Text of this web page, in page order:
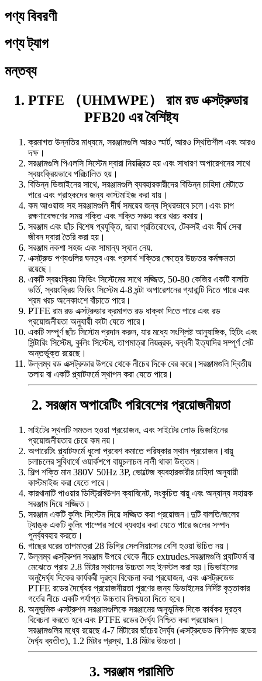
পণ্য বিবরণী
পণ্য ট্যাগ
মন্তব্য
1. PTFE （UHMWPE） রাম রড এক্সট্রুডার
PFB20 এর বৈশিষ্ট্য
ক্রমাগত উন্নতির মাধ্যমে, সরঞ্জামগুলি আরও স্মার্ট, আরও স্থিতিশীল এবং আরও
দক্ষ।
সরঞ্জামগুলি পিএলসি সিস্টেম দ্বারা নিয়ন্ত্রিত হয় এবং সাধারণ অপারেশনের সাথে
স্বয়ংক্রিয়ভাবে পরিচালিত হয়।
বিভিন্ন ডিজাইনের সাথে, সরঞ্জামগুলি ব্যবহারকারীদের বিভিন্ন চাহিদা মেটাতে
পারে এবং গ্রাহকদের জন্য কাস্টমাইজ করা যায়।
কম আওয়াজ সহ সরঞ্জামগুলি দীর্ঘ সময়ের জন্য স্থিরভাবে চলে।এবং চাপ
রক্ষণাবেক্ষণের সময় শক্তি এবং শক্তি সঞ্চয় করে খরচ কমায়।
সরঞ্জাম এবং ছাঁচ বিশেষ প্রযুক্তি, জারা প্রতিরোধের, টেকসই এবং দীর্ঘ সেবা
জীবন দ্বারা তৈরি করা হয়।
সরঞ্জাম নকশা সহজ এবং সামান্য স্থান নেয়.
এক্সট্রুড পণ্যগুলির ঘনত্ব এবং প্রসার্য শক্তির ক্ষেত্রে উচ্চতর কর্মক্ষমতা
রয়েছে।
একটি স্বয়ংক্রিয় ফিডিং সিস্টেমের সাথে সজ্জিত, 50-80 কেজির একটি বালতি
ভর্তি, স্বয়ংক্রিয় ফিডিং সিস্টেম 4-8 ঘন্টা অপারেশনের গ্যারান্টি দিতে পারে এবং
শ্রম খরচ অনেকাংশে বাঁচাতে পারে।
PTFE রাম রড এক্সট্রুডার ক্রমাগত রড ধাক্কা দিতে পারে এবং রড
প্রয়োজনীয়তা অনুযায়ী কাটা যেতে পারে।
একটি সম্পূর্ণ ছাঁচ সিস্টেম প্রদান করুন, যার মধ্যে সংশ্লিষ্ট আনুষাঙ্গিক, হিটিং এবং
সিন্টারিং সিস্টেম, কুলিং সিস্টেম, তাপমাত্রা নিয়ন্ত্রক, বন্ধনী ইত্যাদির সম্পূর্ণ সেট
অন্তর্ভুক্ত রয়েছে।
উল্লম্ব রড এক্সট্রুডার উপরে থেকে নীচের দিকে বের করে।সরঞ্জামগুলি দ্বিতীয়
তলায় বা একটি প্ল্যাটফর্মে স্থাপন করা যেতে পারে।
2. সরঞ্জাম অপারেটিং পরিবেশের প্রয়োজনীয়তা
সাইটের স্থলটি সমতল হওয়া প্রয়োজন, এবং সাইটের লোড ডিজাইনের
প্রয়োজনীয়তার চেয়ে কম নয়।
অপারেটিং প্ল্যাটফর্মে ধুলো প্রবেশ কমাতে পরিষ্কার স্থান প্রয়োজন।বায়ু
চলাচলের সুবিধার্থে ওয়ার্কশপে বায়ুচলাচল নালী থাকা উত্তম।
শিল্প শক্তি মান 380V 50Hz 3P, ভোল্টেজ ব্যবহারকারীর চাহিদা অনুযায়ী
কাস্টমাইজ করা যেতে পারে।
কারখানাটি পাওয়ার ডিস্ট্রিবিউশন ক্যাবিনেট, সংকুচিত বায়ু এবং অন্যান্য সহায়ক
সরঞ্জাম দিয়ে সজ্জিত।
সরঞ্জাম একটি কুলিং সিস্টেম দিয়ে সজ্জিত করা প্রয়োজন।দুটি বালতি/জলের
ট্যাঙ্ক একটি কুলিং পাম্পের সাথে ব্যবহার করা যেতে পারে জলের সম্পদ
পুনর্ব্যবহার করতে।
গাছের ঘরের তাপমাত্রা 28 ডিগ্রি সেলসিয়াসের বেশি হওয়া উচিত নয়।
উল্লম্ব এক্সট্রুশন সরঞ্জাম উপরে থেকে নীচে extrudes.সরঞ্জামগুলি প্ল্যাটফর্ম বা
মেঝেতে প্রায় 2.8 মিটার স্থানের উচ্চতা সহ ইনস্টল করা হয়।ডিভাইসের
অনুদৈর্ঘ্য দিকের কার্যকরী দূরত্ব বিবেচনা করা প্রয়োজন, এবং এক্সট্রুডেড
PTFE রডের দৈর্ঘ্যের প্রয়োজনীয়তা পূরণের জন্য ডিভাইসের নির্দিষ্ট বৃত্তাকার
গর্তের নীচে একটি পর্যাপ্ত উচ্চতার নিশ্চয়তা দিতে হবে।
অনুভূমিক এক্সট্রুশন সরঞ্জামগুলিকে সরঞ্জামের অনুভূমিক দিকে কার্যকর দূরত্ব
বিবেচনা করতে হবে এবং PTFE রডের দৈর্ঘ্য নিশ্চিত করা প্রয়োজন।
সরঞ্জামগুলির মধ্যে রয়েছে 4-7 মিটারের ছাঁচের দৈর্ঘ্য (এক্সট্রুডেড ফিনিশড রডের
দৈর্ঘ্য ব্যতীত), 1.2 মিটার প্রস্থ, 1.8 মিটার উচ্চতা।
3. সরঞ্জাম পরামিতি